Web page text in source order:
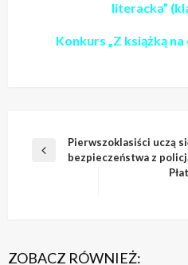
literacka”
Konkurs „Z książką na
Nawigacja
wpisu
Poprzedni
Pierwszoklasiści uczą
bezpieczeństwa z
ZOBACZ RÓWNIEŻ: